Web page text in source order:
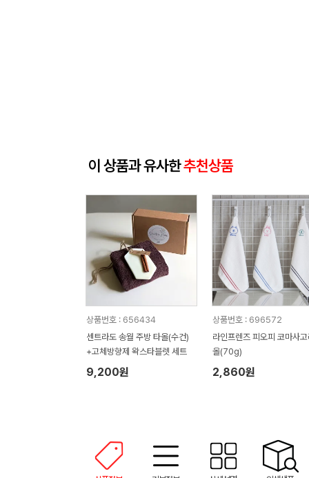
이 상품과 유사한추천상품
상품번호 : 656434
센트라도 송월 주방 타올(수건)
+고체방향제 왁스타블렛 세트
9,200원
상품번호 : 696572
라인프렌즈 피오피 코마사
올(70g)
2,860원